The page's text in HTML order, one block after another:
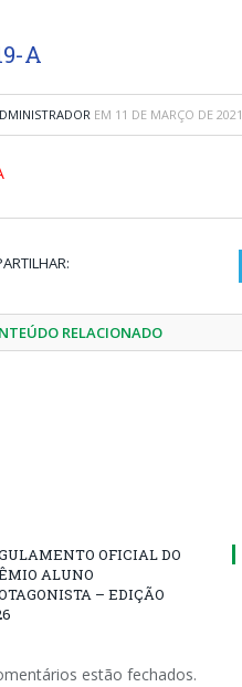
A
EM 11 DE MARÇO DE 2021
RELACIONADO
OFICIAL DO
ALUNO
– EDIÇÃO
estão fechados.